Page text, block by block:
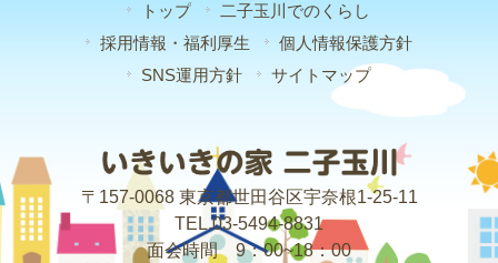
トップ
二子玉川でのくらし
採用情報・福利厚生
個人情報保護方針
SNS運用方針
サイトマップ
〒157-0068 東京都世田谷区宇奈根1-25-11
TEL.03-5494-8831
面会時間 9：00~18：00